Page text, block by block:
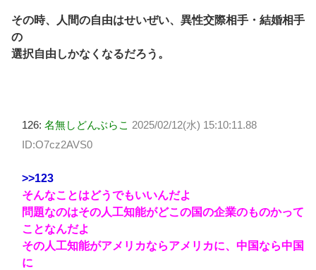
その時、人間の自由はせいぜい、異性交際相手・結婚相手
の
選択自由しかなくなるだろう。
126: 名無しどんぶらこ 2025/02/12(水) 15:10:11.88
ID:O7cz2AVS0
>>123
そんなことはどうでもいいんだよ
問題なのはその人工知能がどこの国の企業のものかって
ことなんだよ
その人工知能がアメリカならアメリカに、中国なら中国
に